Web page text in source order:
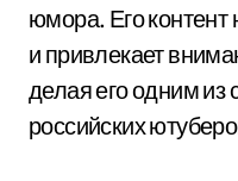
юмора. Его контент
и привлекает
делая его одним
российских